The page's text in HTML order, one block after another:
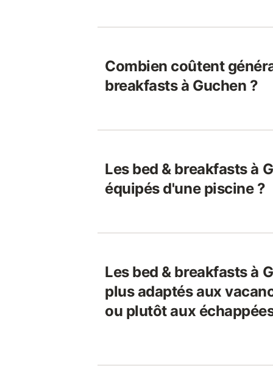
Combien coûtent
breakfasts à Guchen ?
Les bed & breakfasts à
équipés d'une piscine ?
Les bed & breakfasts à
plus adaptés aux
ou plutôt aux